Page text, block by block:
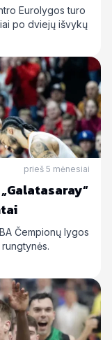
Eurolygos turo
po dviejų išvykų
prieš 5 mėnesiai
Čempionų lygos
rungtynės.